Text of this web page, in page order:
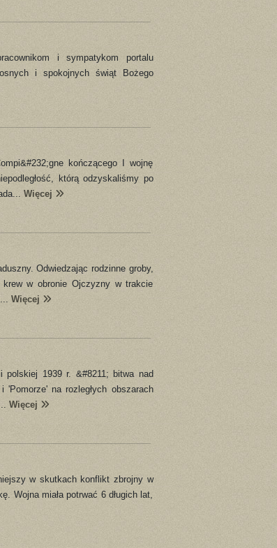
i sympatykom portalu
i spokojnych świąt Bożego
kończącego I wojnę
którą odzyskaliśmy po
Więcej
Odwiedzając rodzinne groby,
krew w obronie Ojczyzny w trakcie
Więcej
polskiej 1939 r. &#8211; bitwa nad
na rozległych obszarach
Więcej
w skutkach konflikt zbrojny w
Wojna miała potrwać 6 długich lat,